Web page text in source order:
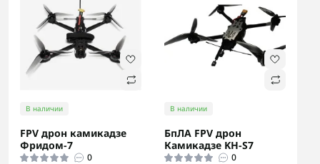
В наличии
FPV дрон камикадзе
Фридом-7
0
В наличии
БпЛА FPV дрон
Камикадзе KH-S7
0